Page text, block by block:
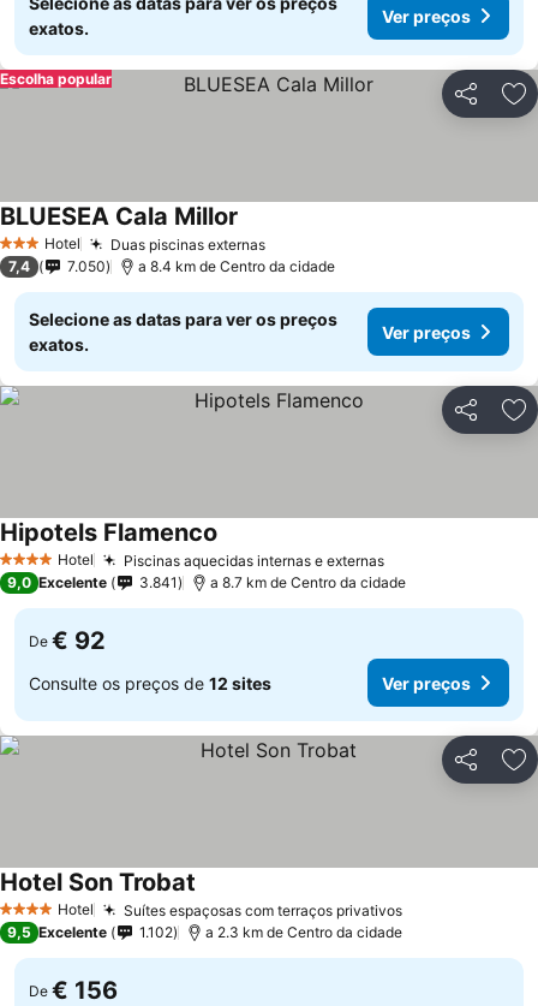
exatos.
Ver preços
Partilhar
Escolha popular
3 EstrelasHotel Duas piscinas externas
BLUESEA Cala Millor
7,4 7.050 a 8.4 km de Centro da cidade
Selecione as datas para ver os preços
exatos.
Ver preços
Partilhar
4 EstrelasHotel Piscinas aquecidas internas e externas
Hipotels Flamenco
9,0 Excelente 3.841 a 8.7 km de Centro da cidade
De € 92
Consulte os preços de 12 sites Ver preços
Partilhar
4 EstrelasHotel Suítes espaçosas com terraços privativos
Hotel Son Trobat
9,5 Excelente 1.102 a 2.3 km de Centro da cidade
De € 156